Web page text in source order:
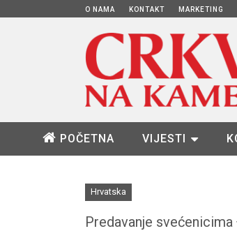
O NAMA KONTAKT MARKETING
POČETNA VIJESTI
Hrvatska
Predavanje